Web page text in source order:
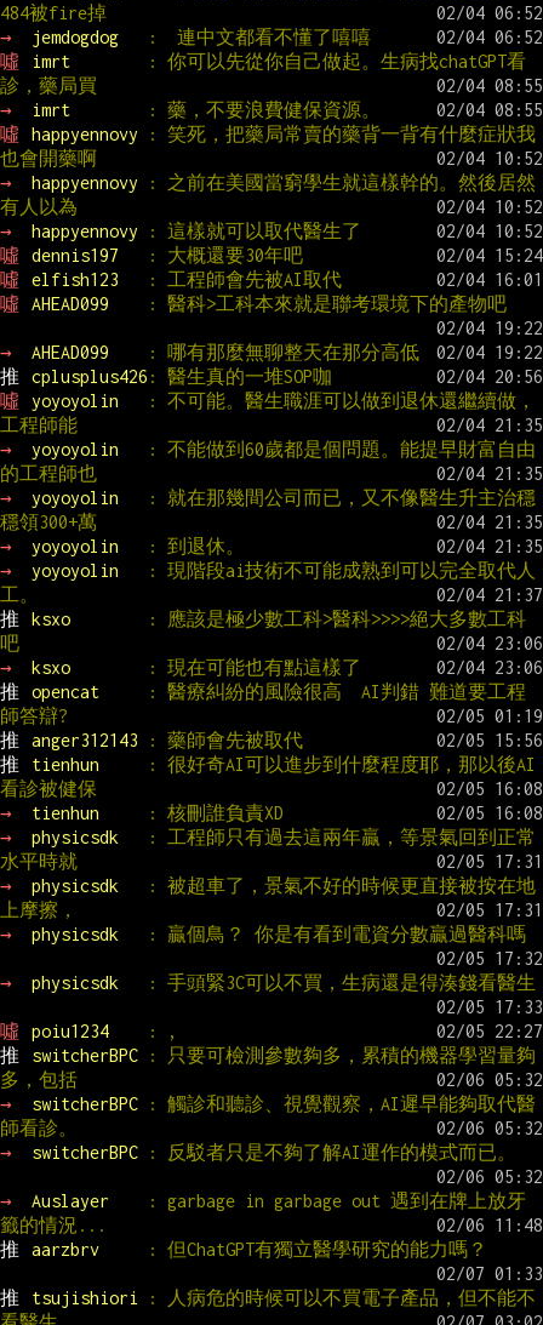
484被fire掉
→
jemdogdog
:  連中文都看不懂了嘻嘻
噓
imrt
: 你可以先從你自己做起。生病找chatGPT看
診，藥局買
→
imrt
: 藥，不要浪費健保資源。
噓
happyennovy
: 笑死，把藥局常賣的藥背一背有什麼症狀我
也會開藥啊
→
happyennovy
: 之前在美國當窮學生就這樣幹的。然後居然
有人以為
→
happyennovy
: 這樣就可以取代醫生了
噓
dennis197
: 大概還要30年吧
噓
elfish123
: 工程師會先被AI取代
噓
AHEAD099 : 醫科>工科本來就是聯考環境下的產物吧
→ AHEAD099
: 哪有那麼無聊整天在那分高低
推
cplusplus426 : 醫生真的一堆SOP咖
噓
yoyoyolin
: 不可能。醫生職涯可以做到退休還繼續做，
工程師能
→
yoyoyolin
: 不能做到60歲都是個問題。能提早財富自由
的工程師也
→
yoyoyolin
: 就在那幾間公司而已，又不像醫生升主治穩
穩領300+萬
→
yoyoyolin
: 到退休。
→
yoyoyolin
: 現階段ai技術不可能成熟到可以完全取代人
工。
推
ksxo
: 應該是極少數工科>醫科>>>>絕大多數工科
吧
→
ksxo
: 現在可能也有點這樣了
推
opencat
: 醫療糾紛的風險很高  AI判錯 難道要工程
師答辯?
推
anger312143
: 藥師會先被取代
推
tienhun
: 很好奇AI可以進步到什麼程度耶，那以後AI
看診被健保
→
tienhun
: 核刪誰負責XD
→
physicsdk
: 工程師只有過去這兩年贏，等景氣回到正常
水平時就
→
physicsdk
: 被超車了，景氣不好的時候更直接被按在地
上摩擦，
→
physicsdk : 贏個鳥？ 你是有看到電資分數贏過醫科嗎
→ physicsdk : 手頭緊3C可以不買，生病還是得湊錢看醫生
噓 poiu1234
: ,
推
switcherBPC
: 只要可檢測參數夠多，累積的機器學習量夠
多，包括
→
switcherBPC
: 觸診和聽診、視覺觀察，AI遲早能夠取代醫
師看診。
→
switcherBPC : 反駁者只是不夠了解AI運作的模式而已。
→ Auslayer
: garbage in garbage out 遇到在牌上放牙
籤的情況...
推
aarzbrv : 但ChatGPT有獨立醫學研究的能力嗎？
推 tsujishiori
: 人病危的時候可以不買電子產品，但不能不